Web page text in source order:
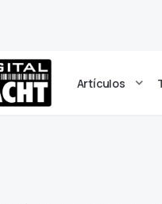
Artículos